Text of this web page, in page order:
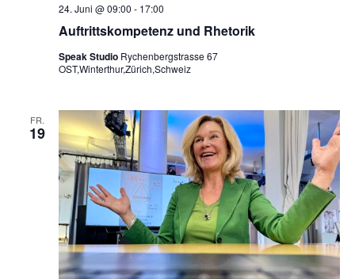
Auftrittskompetenz und Rhetorik
24. Juni @ 09:00 - 17:00
Speak Studio Rychenbergstrasse 67
OST,Winterthur,Zürich,Schweiz
FR.
19